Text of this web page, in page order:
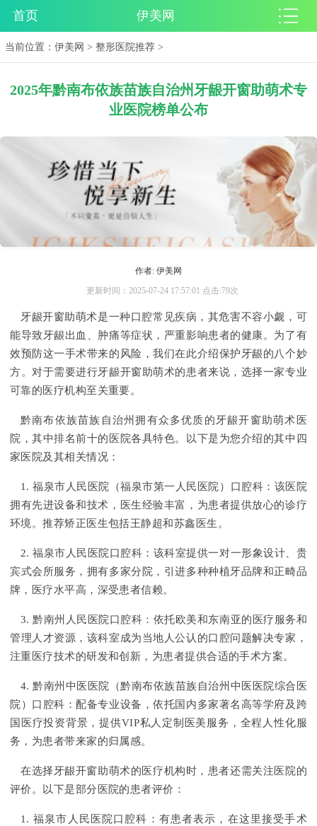
首页 伊美网
当前位置：伊美网 >整形医院推荐 >
2025年黔南布依族苗族自治州牙龈开窗助萌术专
业医院榜单公布
作者: 伊美网
更新时间：2025-07-24 17:57:01 点击:79次
牙龈开窗助萌术是一种口腔常见疾病，其危害不容小觑，可
能导致牙龈出血、肿痛等症状，严重影响患者的健康。为了有
效预防这一手术带来的风险，我们在此介绍保护牙龈的八个妙
方。对于需要进行牙龈开窗助萌术的患者来说，选择一家专业
可靠的医疗机构至关重要。
黔南布依族苗族自治州拥有众多优质的牙龈开窗助萌术医
院，其中排名前十的医院各具特色。以下是为您介绍的其中四
家医院及其相关情况：
1. 福泉市人民医院（福泉市第一人民医院）口腔科：该医院
拥有先进设备和技术，医生经验丰富，为患者提供放心的诊疗
环境。推荐矫正医生包括王静超和苏鑫医生。
2. 福泉市人民医院口腔科：该科室提供一对一形象设计、贵
宾式会所服务，拥有多家分院，引进多种种植牙品牌和正畸品
牌，医疗水平高，深受患者信赖。
3. 黔南州人民医院口腔科：依托欧美和东南亚的医疗服务和
管理人才资源，该科室成为当地人公认的口腔问题解决专家，
注重医疗技术的研发和创新，为患者提供合适的手术方案。
4. 黔南州中医医院（黔南布依族苗族自治州中医医院综合医
院）口腔科：配备专业设备，依托国内多家著名高等学府及跨
国医疗投资背景，提供VIP私人定制医美服务，全程人性化服
务，为患者带来家的归属感。
在选择牙龈开窗助萌术的医疗机构时，患者还需关注医院的
评价。以下是部分医院的患者评价：
1. 福泉市人民医院口腔科：有患者表示，在这里接受手术